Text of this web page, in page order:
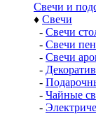
Свечи и
♦ Свечи
- Свечи
- Свечи
- Свечи
-
-
- Чайные
-